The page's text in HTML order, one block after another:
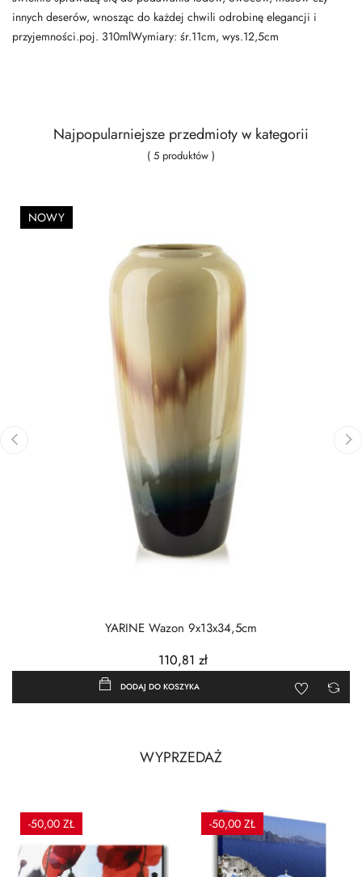
innych deserów, wnosząc do każdej chwili odrobinę elegancji i
przyjemności.poj. 310mlWymiary: śr.11cm, wys.12,5cm
Najpopularniejsze przedmioty w kategorii
( 5 produktów )
NOWY
YARINE Wazon 9x13x34,5cm
110,81 zł
DODAJ DO KOSZYKA
WYPRZEDAŻ
-50,00 ZŁ -50,00 ZŁ